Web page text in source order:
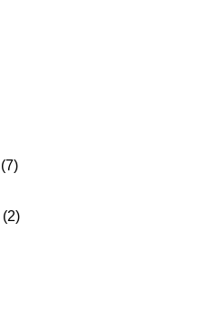
(7)
(2)